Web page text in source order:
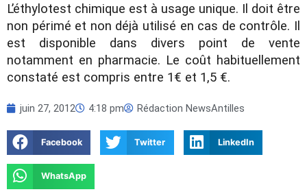
L’éthylotest chimique est à usage unique. Il doit être
non périmé et non déjà utilisé en cas de contrôle. Il
est disponible dans divers point de vente
notamment en pharmacie. Le coût habituellement
constaté est compris entre 1€ et 1,5 €.
juin 27, 2012 4:18 pm Rédaction NewsAntilles
Facebook Twitter LinkedIn
WhatsApp